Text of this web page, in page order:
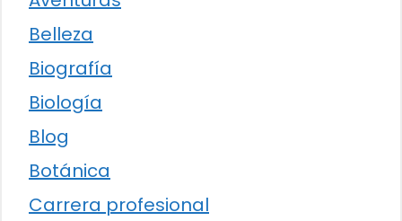
Belleza
Biografía
Biología
Blog
Botánica
Carrera profesional